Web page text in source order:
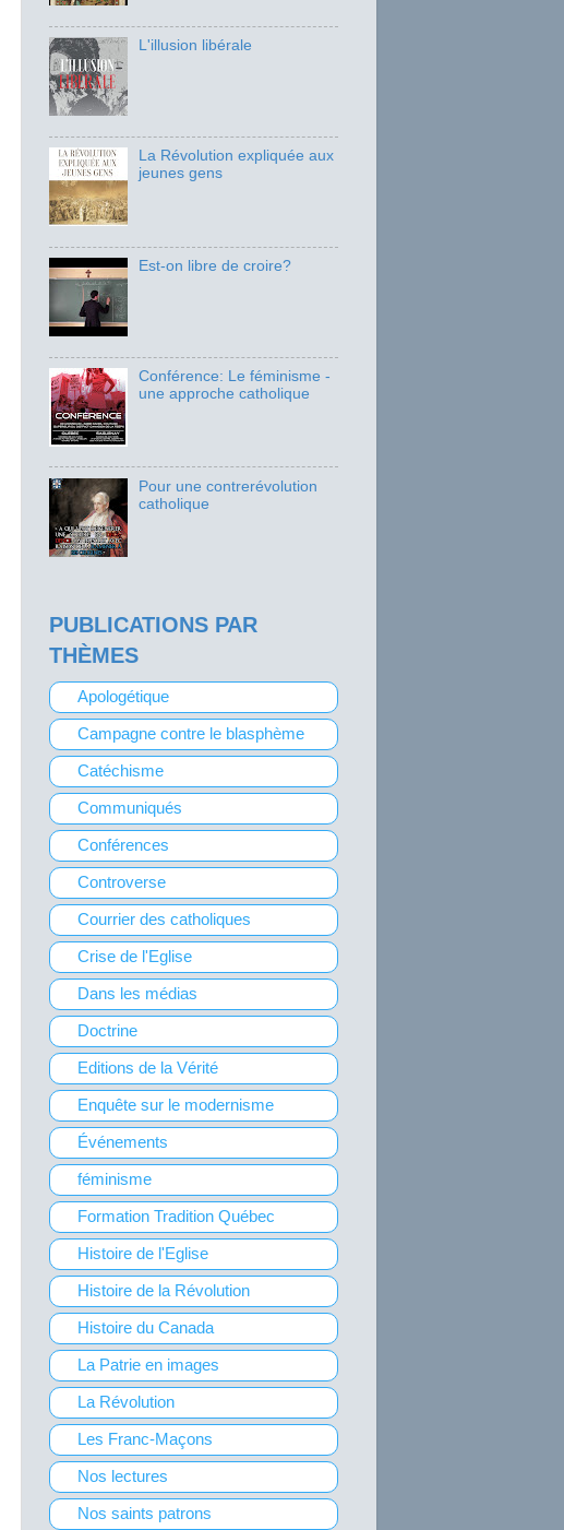
L'illusion libérale
La Révolution expliquée aux
jeunes gens
Est-on libre de croire?
Conférence: Le féminisme -
une approche catholique
Pour une contrerévolution
catholique
PUBLICATIONS PAR
THÈMES
Apologétique
Campagne contre le blasphème
Catéchisme
Communiqués
Conférences
Controverse
Courrier des catholiques
Crise de l'Eglise
Dans les médias
Doctrine
Editions de la Vérité
Enquête sur le modernisme
Événements
féminisme
Formation Tradition Québec
Histoire de l'Eglise
Histoire de la Révolution
Histoire du Canada
La Patrie en images
La Révolution
Les Franc-Maçons
Nos lectures
Nos saints patrons